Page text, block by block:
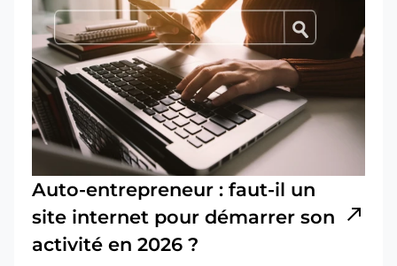
Auto-entrepreneur : faut-il un
site internet pour démarrer son
activité en 2026 ?
north_east